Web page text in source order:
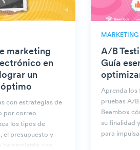
marketing
en
un
con estrategias de
por correo
los tipos de
el presupuesto y
herramienta con
MARKETING
A/B
Guía
Aprenda los
pruebas A/
Beambox
su finalidad
para